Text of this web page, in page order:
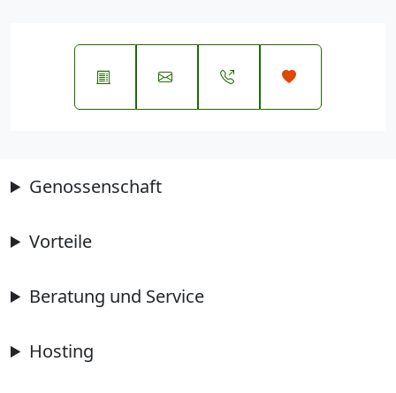
Genossenschaft
Vorteile
Beratung und Service
Hosting